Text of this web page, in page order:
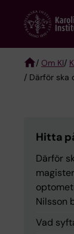
content
/ Om KI/
/ Därför ska
Hitta
Därför
Nilsson
Vad